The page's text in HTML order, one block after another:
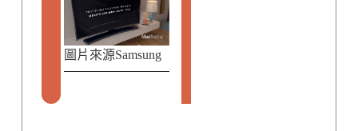
圖片來源Samsung